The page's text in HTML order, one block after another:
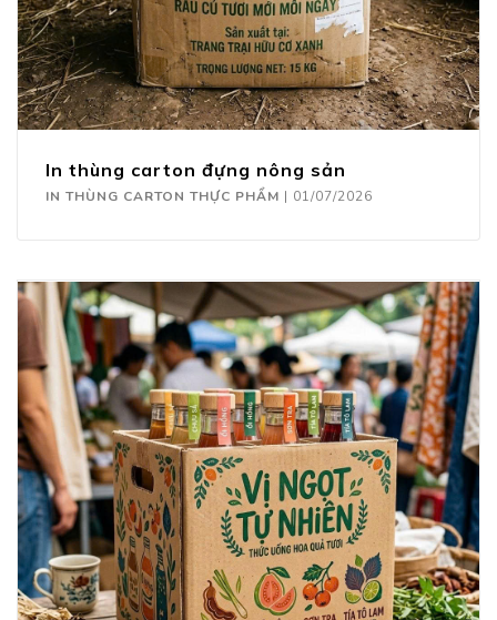
In thùng carton đựng nông sản
IN THÙNG CARTON THỰC PHẨM | 01/07/2026